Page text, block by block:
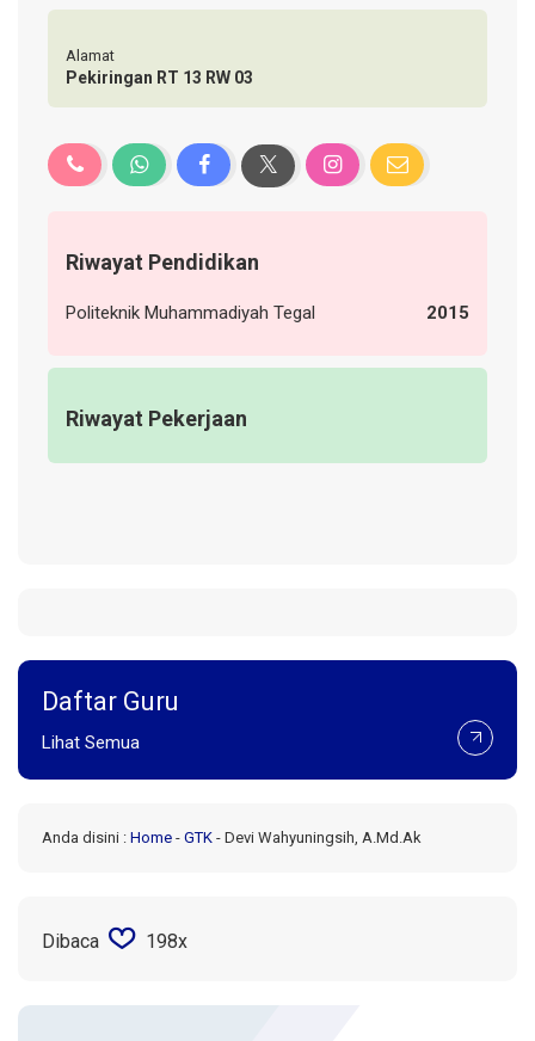
Alamat
Pekiringan RT 13 RW 03
Riwayat Pendidikan
Politeknik Muhammadiyah Tegal 2015
Riwayat Pekerjaan
Daftar Guru
Lihat Semua
Anda disini : Home - GTK - Devi Wahyuningsih, A.Md.Ak
Dibaca 198x